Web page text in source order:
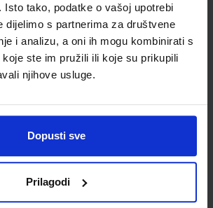
Isto tako, podatke o vašoj upotrebi
dijelimo s partnerima za društvene
i analizu, a oni ih mogu kombinirati s
ste im pružili ili koje su prikupili
njihove usluge.
Dopusti sve
Prilagodi
9,50 €